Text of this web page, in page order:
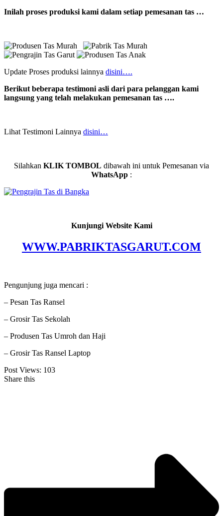
Inilah proses produksi kami dalam setiap pemesanan tas …
Update Proses produksi lainnya disini….
Berikut beberapa testimoni asli dari para pelanggan kami
langsung yang telah melakukan pemesanan tas ….
Lihat Testimoni Lainnya disini…
Silahkan KLIK TOMBOL dibawah ini untuk Pemesanan via
WhatsApp :
Kunjungi Website Kami
WWW.PABRIKTASGARUT.COM
Pengunjung juga mencari :
– Pesan Tas Ransel
– Grosir Tas Sekolah
– Produsen Tas Umroh dan Haji
– Grosir Tas Ransel Laptop
Post Views: 103
Share this